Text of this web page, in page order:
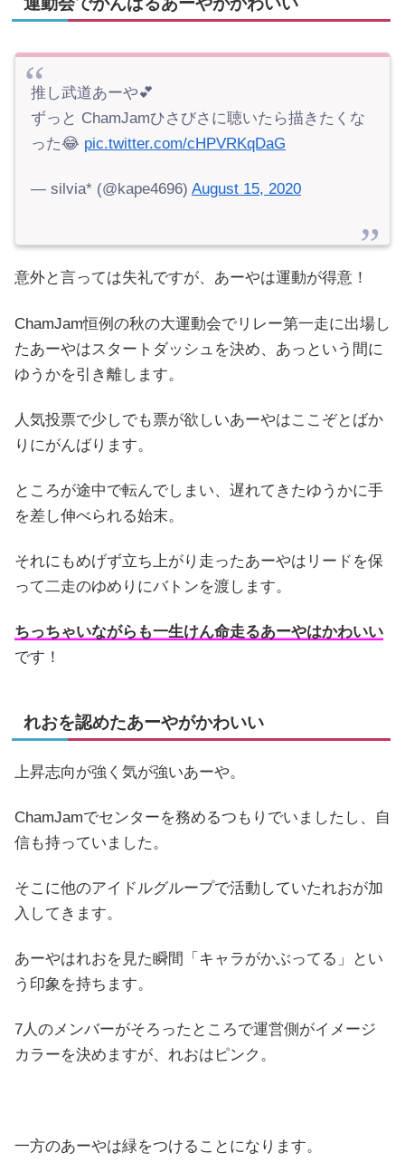
推し武道あーや💕
ずっと ChamJamひさびさに聴いたら描きたくな
った😂 pic.twitter.com/cHPVRKqDaG
— silvia* (@kape4696) August 15, 2020
意外と言っては失礼ですが、あーやは運動が得意！
ChamJam恒例の秋の大運動会でリレー第一走に出場し
たあーやはスタートダッシュを決め、あっという間に
ゆうかを引き離します。
人気投票で少しでも票が欲しいあーやはここぞとばか
りにがんばります。
ところが途中で転んでしまい、遅れてきたゆうかに手
を差し伸べられる始末。
それにもめげず立ち上がり走ったあーやはリードを保
って二走のゆめりにバトンを渡します。
ちっちゃいながらも一生けん命走るあーやはかわいい
です！
れおを認めたあーやがかわいい
上昇志向が強く気が強いあーや。
ChamJamでセンターを務めるつもりでいましたし、自
信も持っていました。
そこに他のアイドルグループで活動していたれおが加
入してきます。
あーやはれおを見た瞬間「キャラがかぶってる」とい
う印象を持ちます。
7人のメンバーがそろったところで運営側がイメージ
カラーを決めますが、れおはピンク。
一方のあーやは緑をつけることになります。